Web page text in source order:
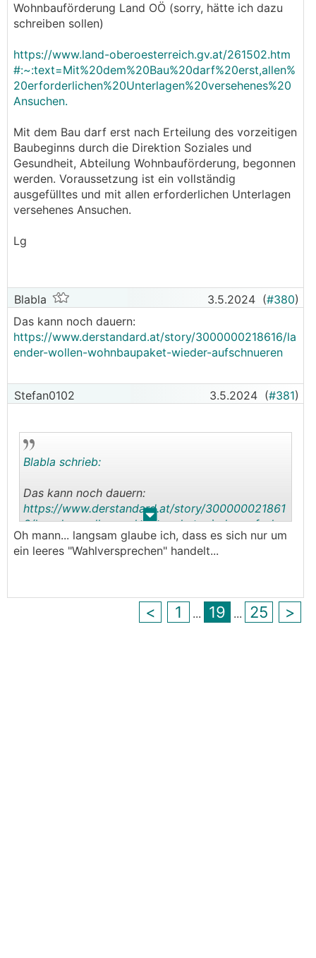
man die Förderung (ca. 2 Wochen vorlaufzeit)
VOR Baubeginn ansuchen muss und dann auf die
───────────────
Von welcher Förderung sprichst du hier? Von der
des Landes?
Wohnbauförderung Land OÖ (sorry, hätte ich dazu
schreiben sollen)
https://www.land-oberoesterreich.gv.at/261502.htm
#:~:text=Mit%20dem%20Bau%20darf%20erst,allen%
20erforderlichen%20Unterlagen%20versehenes%20
Ansuchen.
Mit dem Bau darf erst nach Erteilung des vorzeitigen
Baubeginns durch die Direktion Soziales und
Gesundheit, Abteilung Wohnbauförderung, begonnen
werden. Voraussetzung ist ein vollständig
ausgefülltes und mit allen erforderlichen Unterlagen
versehenes Ansuchen.
Lg
Blabla 3.5.2024 (#380)
Das kann noch dauern:
https://www.derstandard.at/story/3000000218616/la
ender-wollen-wohnbaupaket-wieder-aufschnueren
Stefan0102 3.5.2024 (#381)
. .
Blabla schrieb:
Das kann noch dauern:
https://www.derstandard.at/story/300000021861
6/laender-wollen-wohnbaupaket-wieder-aufschn
ueren
Oh mann... langsam glaube ich, dass es sich nur um
ein leeres "Wahlversprechen" handelt...
< 1 ... 19 ... 25 >